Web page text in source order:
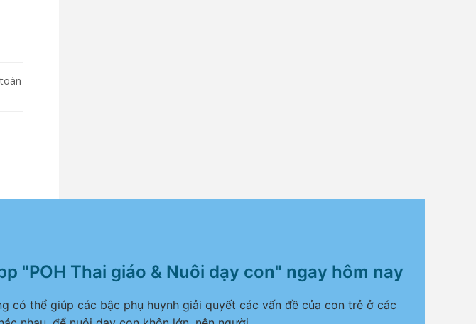
"POH Thai giáo & Nuôi dạy con" ngay hôm nay
có thể giúp các bậc phụ huynh giải quyết các vấn đề của con trẻ ở các